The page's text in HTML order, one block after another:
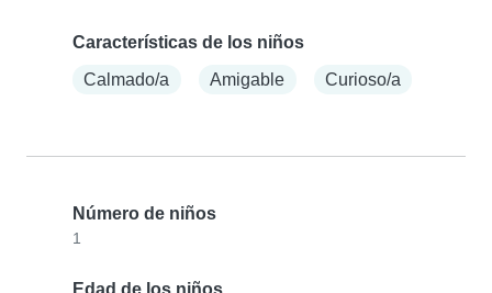
Características de los niños
Calmado/a
Amigable Curioso/a
Número de niños
1